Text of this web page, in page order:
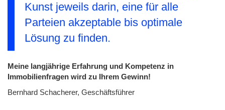
Kunst jeweils darin, eine für alle
Parteien akzeptable bis optimale
Lösung zu finden.
Meine langjährige Erfahrung und Kompetenz in
Immobilienfragen wird zu Ihrem Gewinn!
Bernhard Schacherer, Geschäftsführer